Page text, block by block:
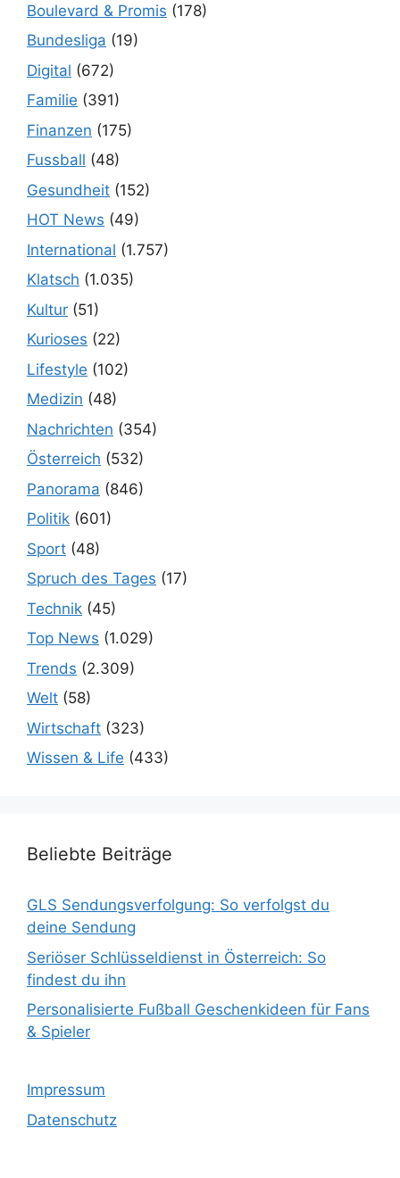
Boulevard & Promis (178)
Bundesliga (19)
Digital (672)
Familie (391)
Finanzen (175)
Fussball (48)
Gesundheit (152)
HOT News (49)
International (1.757)
Klatsch (1.035)
Kultur (51)
Kurioses (22)
Lifestyle (102)
Medizin (48)
Nachrichten (354)
Österreich (532)
Panorama (846)
Politik (601)
Sport (48)
Spruch des Tages (17)
Technik (45)
Top News (1.029)
Trends (2.309)
Welt (58)
Wirtschaft (323)
Wissen & Life (433)
Beliebte Beiträge
GLS Sendungsverfolgung: So verfolgst du
deine Sendung
Seriöser Schlüsseldienst in Österreich: So
findest du ihn
Personalisierte Fußball Geschenkideen für Fans
& Spieler
Impressum
Datenschutz